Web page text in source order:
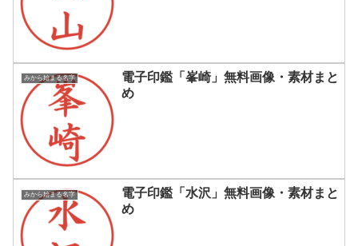
みから始まる名字
電子印鑑「峯崎」無料画像・素材まと
め
みから始まる名字
電子印鑑「水沢」無料画像・素材まと
め